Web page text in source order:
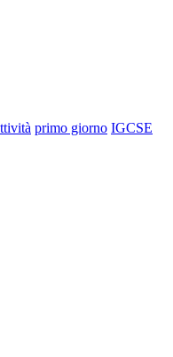
primo giorno IGCSE